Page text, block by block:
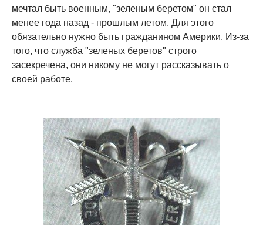
мечтал быть военным, "зеленым беретом" он стал
менее года назад - прошлым летом. Для этого
обязательно нужно быть гражданином Америки. Из-за
того, что служба "зеленых беретов" строго
засекречена, они никому не могут рассказывать о
своей работе.